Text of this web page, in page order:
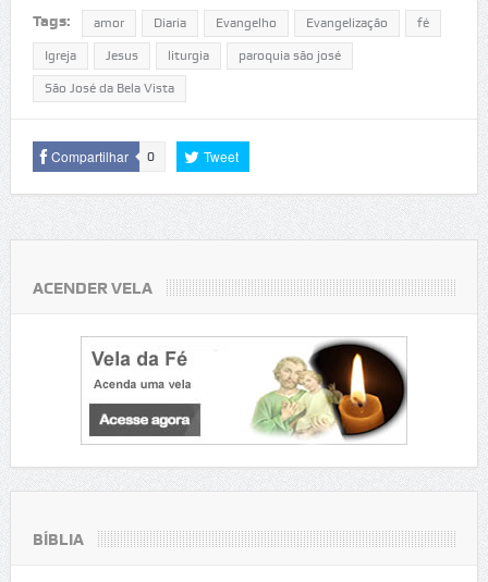
Tags: amor Diaria Evangelho Evangelização fé
Igreja Jesus liturgia paroquia são josé
São José da Bela Vista
Compartilhar 0 Tweet
ACENDER VELA
BÍBLIA